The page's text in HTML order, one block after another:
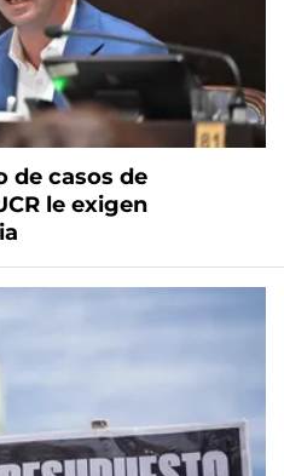
de casos de
le exigen